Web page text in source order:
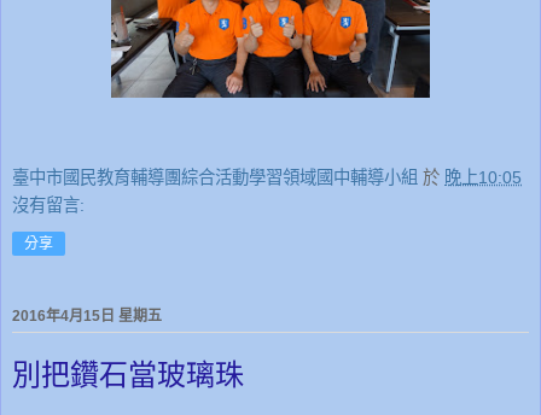
臺中市國民教育輔導團綜合活動學習領域國中輔導小組 於 晚上10:05
沒有留言:
分享
2016年4月15日 星期五
別把鑽石當玻璃珠